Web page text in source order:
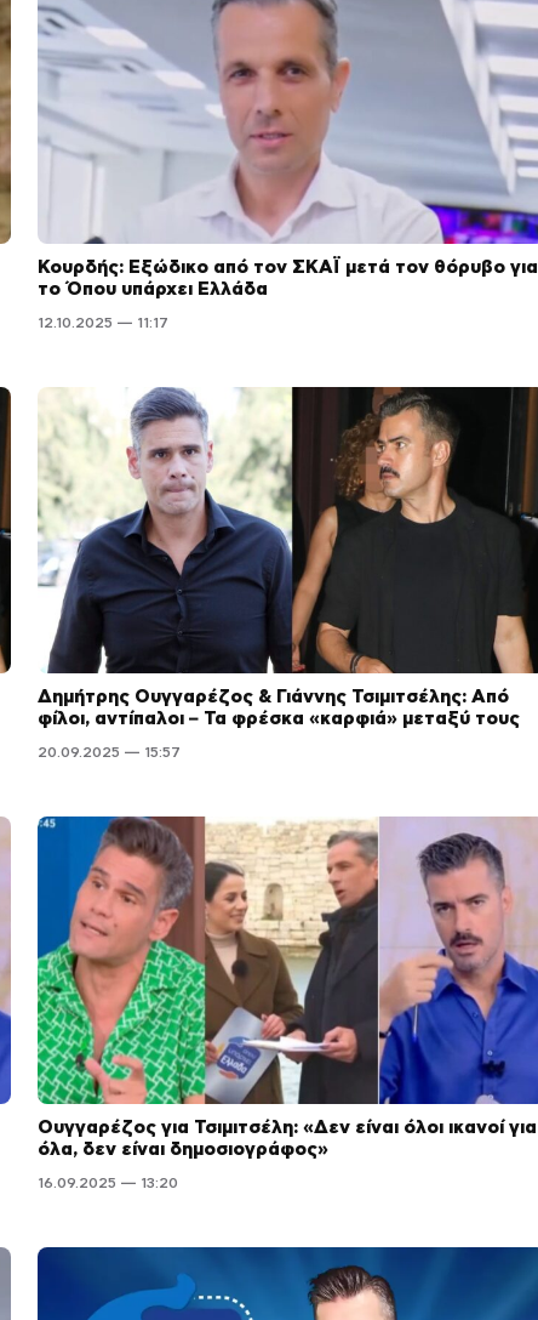
Κουρδής: Εξώδικο από τον ΣΚΑΪ μετά τον θόρυβο για
το Όπου υπάρχει Ελλάδα
12.10.2025 — 11:17
Δημήτρης Ουγγαρέζος & Γιάννης Τσιμιτσέλης: Από
φίλοι, αντίπαλοι – Τα φρέσκα «καρφιά» μεταξύ τους
20.09.2025 — 15:57
Ουγγαρέζος για Τσιμιτσέλη: «Δεν είναι όλοι ικανοί για
όλα, δεν είναι δημοσιογράφος»
16.09.2025 — 13:20